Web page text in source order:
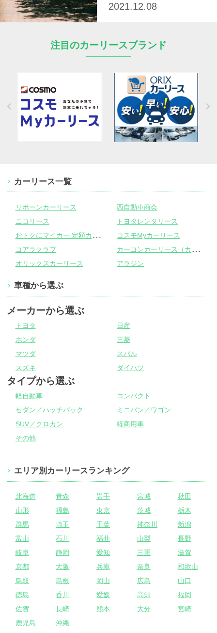
2021.12.08
注目のカーリースブランド
カーリース一覧
リボーンカーリース
西自動車商会
ニコリース
トヨタレンタリース
お
トクにマイカー 定額カルモくん
コスモMyカーリース
コアラクラブ
カ
ーコンカーリース（カーコンビニ倶楽部）
オリックスカーリース アラジン
車種から選ぶ
メーカーから選ぶ
トヨタ
日産
ホンダ
三菱
マツダ
スバル
スズキ
ダイハツ
タイプから選ぶ
軽自動車
コンパクト
セダン／ハッチバック
ミニバン／ワゴン
SUV／クロカン
軽商用車
その他
エリア別カーリースランキング
北海道 青森 岩手 宮城
秋田
山形
福島 東京 茨城
栃木
群馬
埼玉 千葉 神奈川
新潟
富山
石川 福井 山梨
長野
岐阜
静岡 愛知 三重
滋賀
京都
大阪 兵庫 奈良
和歌山
鳥取
島根 岡山 広島
山口
徳島
香川 愛媛 高知
福岡
佐賀
長崎 熊本 大分
宮崎
鹿児島
沖縄